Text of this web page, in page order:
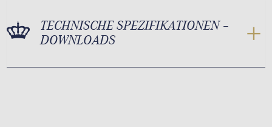
TECHNISCHE SPEZIFIKATIONEN –
DOWNLOADS